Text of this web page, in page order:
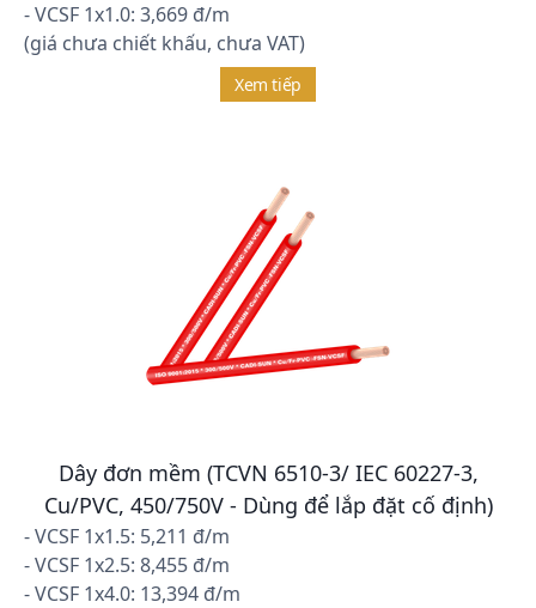
- VCSF 1x1.0: 3,669 đ/m
(giá chưa chiết khấu, chưa VAT)
Xem tiếp
Dây đơn mềm (TCVN 6510-3/ IEC 60227-3,
Cu/PVC, 450/750V - Dùng để lắp đặt cố định)
- VCSF 1x1.5: 5,211 đ/m
- VCSF 1x2.5: 8,455 đ/m
- VCSF 1x4.0: 13,394 đ/m